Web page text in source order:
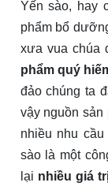
Yến sào, hay
phẩm bổ
xưa vua chúa
phẩm quý
đảo chúng ta
vậy nguồn
nhiều nhu
sào là một
lại nhiều giá